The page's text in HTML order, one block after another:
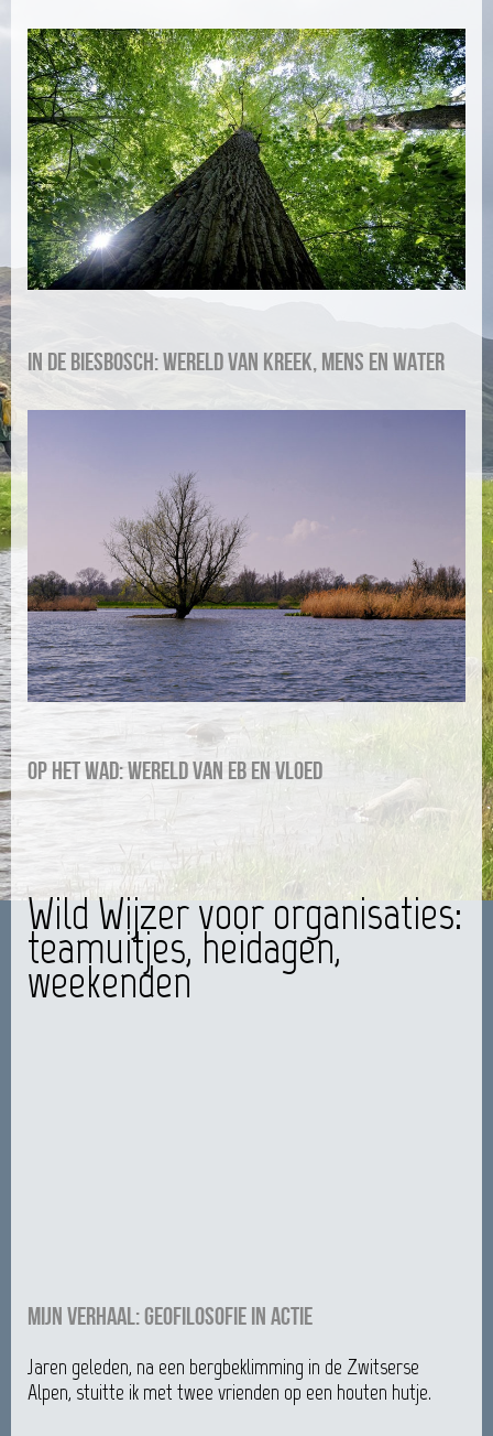
In de Biesbosch: wereld van kreek, mens en water
Op het wad: wereld van eb en vloed
Wild Wijzer voor organisaties:
teamuitjes, heidagen,
weekenden
Mijn verhaal: geofilosofie in actie
Jaren geleden, na een bergbeklimming in de Zwitserse
Alpen, stuitte ik met twee vrienden op een houten hutje.